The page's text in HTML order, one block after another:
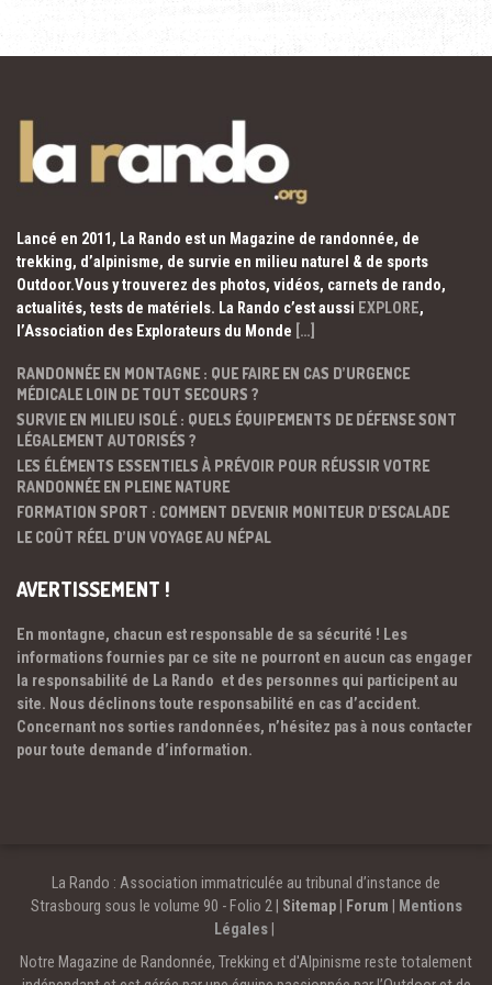
Lancé en 2011, La Rando est un Magazine de randonnée, de
trekking, d’alpinisme, de survie en milieu naturel & de sports
Outdoor.Vous y trouverez des photos, vidéos, carnets de rando,
actualités, tests de matériels. La Rando c’est aussi EXPLORE,
l’Association des Explorateurs du Monde […]
RANDONNÉE EN MONTAGNE : QUE FAIRE EN CAS D’URGENCE
MÉDICALE LOIN DE TOUT SECOURS ?
SURVIE EN MILIEU ISOLÉ : QUELS ÉQUIPEMENTS DE DÉFENSE SONT
LÉGALEMENT AUTORISÉS ?
LES ÉLÉMENTS ESSENTIELS À PRÉVOIR POUR RÉUSSIR VOTRE
RANDONNÉE EN PLEINE NATURE
FORMATION SPORT : COMMENT DEVENIR MONITEUR D’ESCALADE
LE COÛT RÉEL D’UN VOYAGE AU NÉPAL
AVERTISSEMENT !
En montagne, chacun est responsable de sa sécurité ! Les
informations fournies par ce site ne pourront en aucun cas engager
la responsabilité de La Rando et des personnes qui participent au
site. Nous déclinons toute responsabilité en cas d’accident.
Concernant nos sorties randonnées, n’hésitez pas à nous contacter
pour toute demande d’information.
La Rando : Association immatriculée au tribunal d’instance de
Strasbourg sous le volume 90 - Folio 2 | Sitemap| Forum
Mentions
Légales
Notre Magazine de Randonnée, Trekking et d'Alpinisme reste totalement